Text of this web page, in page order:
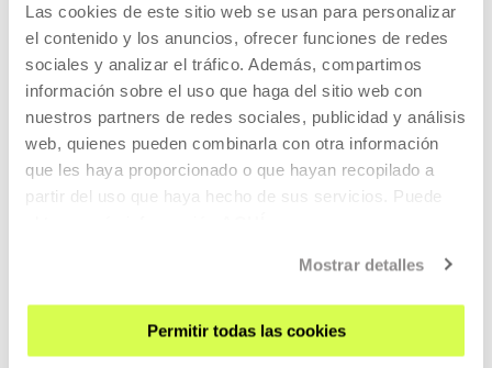
Las cookies de este sitio web se usan para personalizar
el contenido y los anuncios, ofrecer funciones de redes
sociales y analizar el tráfico. Además, compartimos
información sobre el uso que haga del sitio web con
nuestros partners de redes sociales, publicidad y análisis
web, quienes pueden combinarla con otra información
que les haya proporcionado o que hayan recopilado a
partir del uso que haya hecho de sus servicios. Puede
Mostrar detalles
Permitir todas las cookies
REGÍSTRATE AL BOLETÍN
AGENDA
VISÍTANOS
VISITAS GUIADAS